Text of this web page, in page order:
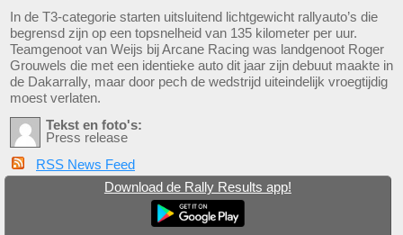
In de T3-categorie starten uitsluitend lichtgewicht rallyauto’s die
begrensd zijn op een topsnelheid van 135 kilometer per uur.
Teamgenoot van Weijs bij Arcane Racing was landgenoot Roger
Grouwels die met een identieke auto dit jaar zijn debuut maakte in
de Dakarrally, maar door pech de wedstrijd uiteindelijk vroegtijdig
moest verlaten.
Tekst en foto's:
Press release
RSS News Feed
Download de Rally Results app!